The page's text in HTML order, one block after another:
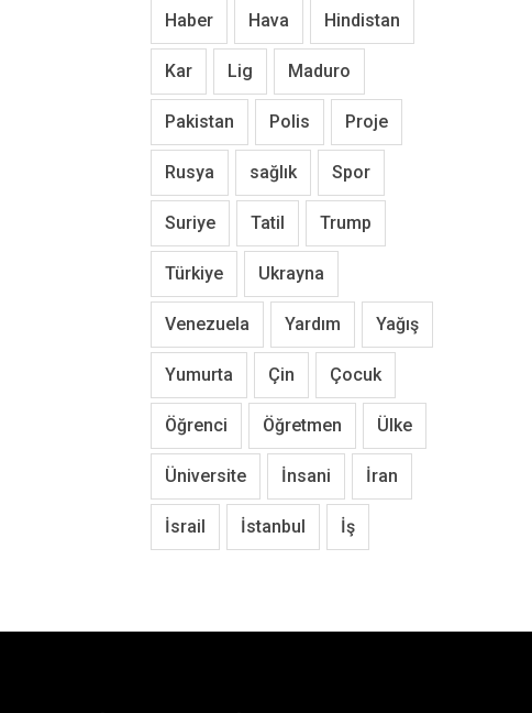
Haber Hava Hindistan
Kar Lig Maduro
Pakistan Polis Proje
Rusya sağlık Spor
Suriye Tatil Trump
Türkiye Ukrayna
Venezuela Yardım Yağış
Yumurta Çin Çocuk
Öğrenci Öğretmen Ülke
Üniversite İnsani İran
İsrail İstanbul İş